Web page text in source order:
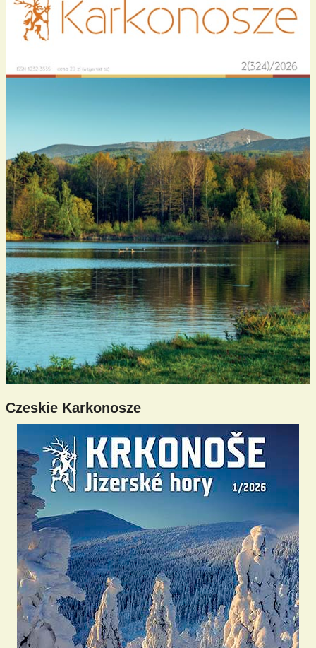
Czeskie Karkonosze